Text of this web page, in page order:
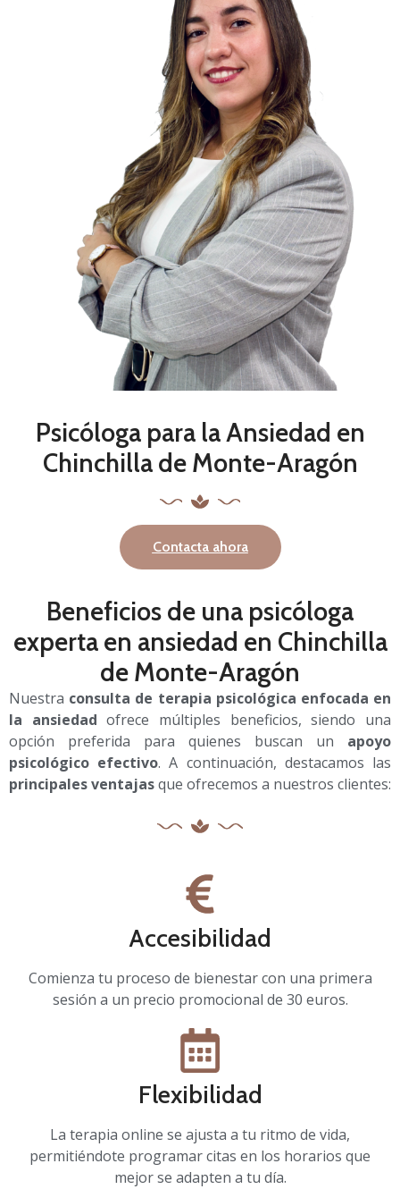
Psicóloga para la Ansiedad en
Chinchilla de Monte-Aragón
Contacta ahora
Beneficios de una psicóloga
experta en ansiedad en Chinchilla
de Monte-Aragón
Nuestra consulta de terapia psicológica enfocada en
la ansiedad ofrece múltiples beneficios, siendo una
opción preferida para quienes buscan un apoyo
psicológico efectivo. A continuación, destacamos las
principales ventajasque ofrecemos a nuestros clientes:
Accesibilidad
Comienza tu proceso de bienestar con una primera
sesión a un precio promocional de 30 euros.
Flexibilidad
La terapia online se ajusta a tu ritmo de vida,
permitiéndote programar citas en los horarios que
mejor se adapten a tu día.